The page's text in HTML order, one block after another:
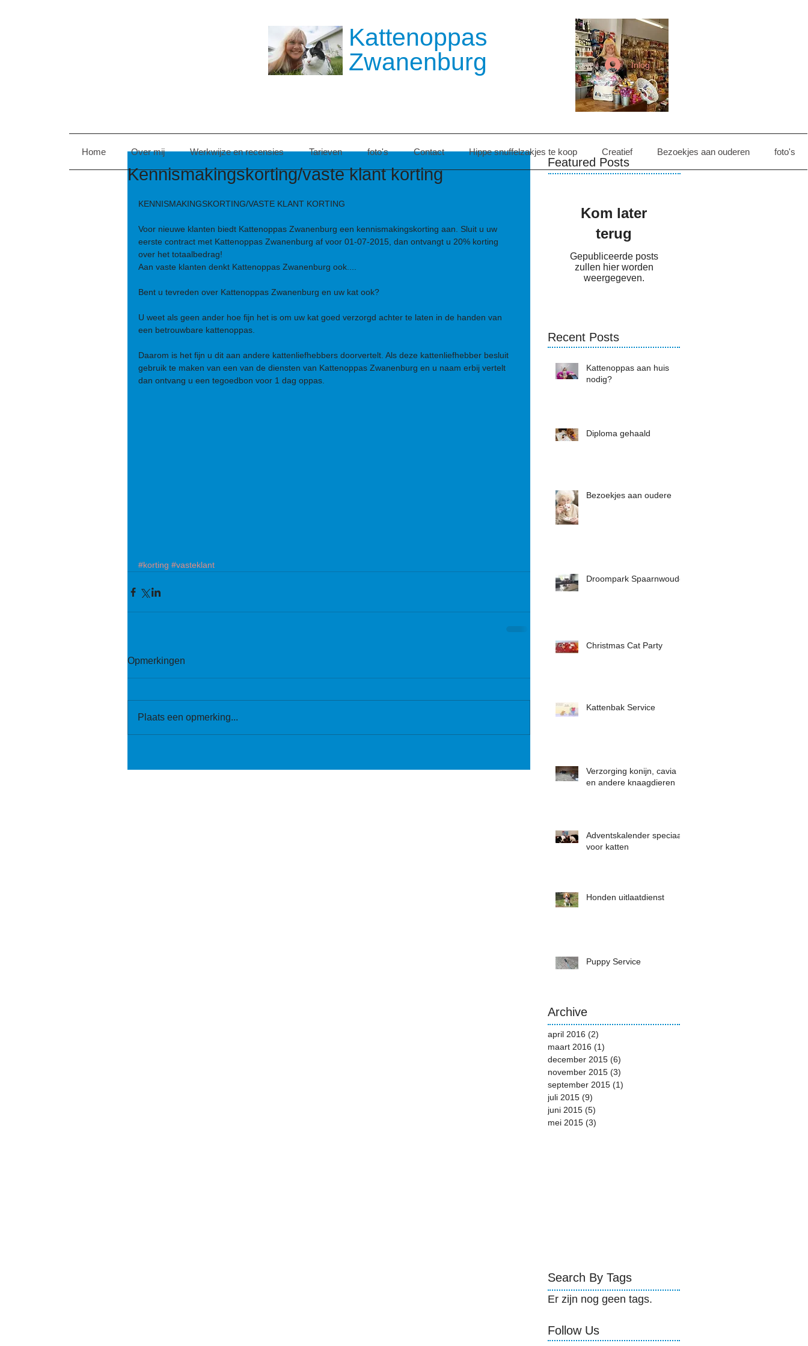
​​Kattenoppas
Zwanenburg
Inloggen
Kennismakingskorting/vaste klant korting
KENNISMAKINGSKORTING/VASTE KLANT KORTING
Voor nieuwe klanten biedt Kattenoppas Zwanenburg een kennismakingskorting aan. Sluit u uw
eerste contract met Kattenoppas Zwanenburg af voor 01-07-2015, dan ontvangt u 20% korting
over het totaalbedrag!
Aan vaste klanten denkt Kattenoppas Zwanenburg ook....
Bent u tevreden over Kattenoppas Zwanenburg en uw kat ook?
U weet als geen ander hoe fijn het is om uw kat goed verzorgd achter te laten in de handen van
een betrouwbare kattenoppas.
Daarom is het fijn u dit aan andere kattenliefhebbers doorvertelt. Als deze kattenliefhebber besluit
gebruik te maken van een van de diensten van Kattenoppas Zwanenburg en u naam erbij vertelt
dan ontvang u een tegoedbon voor 1 dag oppas.
#korting #vasteklant
Opmerkingen
Plaats een opmerking...
Featured Posts
Kom later
terug
Gepubliceerde posts
zullen hier worden
weergegeven.
Recent Posts
Kattenoppas aan huis
nodig?
Diploma gehaald
Bezoekjes aan oudere
Droompark Spaarnwoude
Christmas Cat Party
Kattenbak Service
Verzorging konijn, cavia
en andere knaagdieren
Adventskalender speciaal
voor katten
Honden uitlaatdienst
Puppy Service
Archive
april 2016 (2)
maart 2016 (1)
december 2015 (6)
november 2015 (3)
september 2015 (1)
juli 2015 (9)
juni 2015 (5)
mei 2015 (3)
Search By Tags
Er zijn nog geen tags.
Follow Us
Home Over mij Werkwijze en recensies Tarieven foto's Contact Hippe snuffelzakjes te koop Creatief Bezoekjes aan ouderen foto's